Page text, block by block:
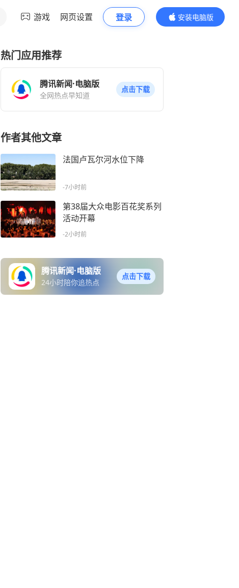
游戏 网页设置 登录
安装电脑版
内容更精彩
热门应用推荐
腾讯新闻·电脑版
全网热点早知道
点击下载
作者其他文章
法国卢瓦尔河水位下降
-7小时前
第38届大众电影百花奖系列
活动开幕
-2小时前
腾讯新闻·电脑版
24小时陪你追热点
点击下载